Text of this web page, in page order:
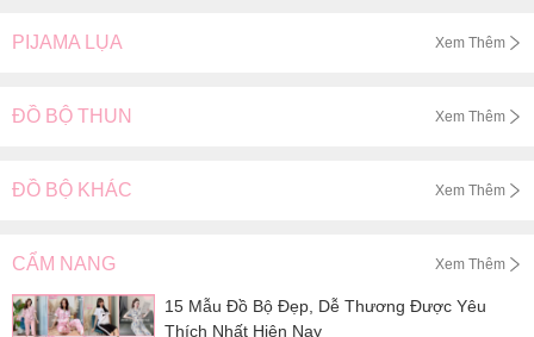
PIJAMA LỤA Xem Thêm
ĐỒ BỘ THUN Xem Thêm
ĐỒ BỘ KHÁC Xem Thêm
CẨM NANG Xem Thêm
15 Mẫu Đồ Bộ Đẹp, Dễ Thương Được Yêu
Thích Nhất Hiện Nay